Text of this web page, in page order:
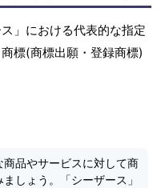
」における代表的な指定
標(商標出願・登録商標)
商品やサービスに対して商
しょう。「シーザース」